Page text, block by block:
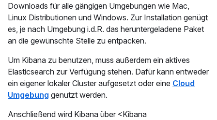
Downloads für alle gängigen Umgebungen wie Mac,
Linux Distributionen und Windows. Zur Installation genügt
es, je nach Umgebung i.d.R. das heruntergeladene Paket
an die gewünschte Stelle zu entpacken.
Um Kibana zu benutzen, muss außerdem ein aktives
Elasticsearch zur Verfügung stehen. Dafür kann entweder
ein eigener lokaler Cluster aufgesetzt oder eine Cloud
Umgebung genutzt werden.
Anschließend wird Kibana über <Kibana